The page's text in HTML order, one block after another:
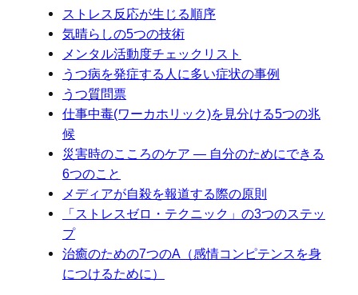
ストレス反応が生じる順序
気晴らしの5つの技術
メンタル活動度チェックリスト
うつ病を発症する人に多い症状の事例
うつ質問票
仕事中毒(ワーカホリック)を見分ける5つの兆
候
災害時のこころのケア ― 自分のためにできる
6つのこと
メディアが自殺を報道する際の原則
「ストレスゼロ・テクニック」の3つのステッ
プ
治癒のための7つのA（感情コンピテンスを身
につけるために）